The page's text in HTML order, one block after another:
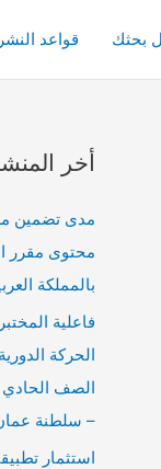
بحثك قواعد النشر
أخر
مدى تضمين
محتوى مقرر
بالمملكة
فاعلية
الحركة
الصف
– سلطنة
استثمار